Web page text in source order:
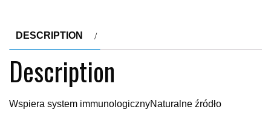
DESCRIPTION
Description
Wspiera system immunologicznyNaturalne źródło